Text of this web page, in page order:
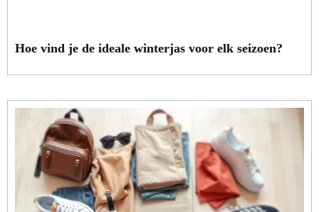
Hoe vind je de ideale winterjas voor elk seizoen?